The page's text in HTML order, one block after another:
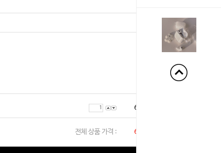
6,000
전체 상품 가격 : 6,000